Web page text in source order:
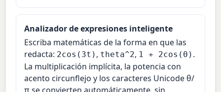
Analizador de expresiones inteligente
Escriba matemáticas de la forma en que las
redacta: 2cos(3t) , theta^2, 1 + 2cos(θ) .
La multiplicación implícita, la potencia con
acento circunflejo y los caracteres Unicode θ/